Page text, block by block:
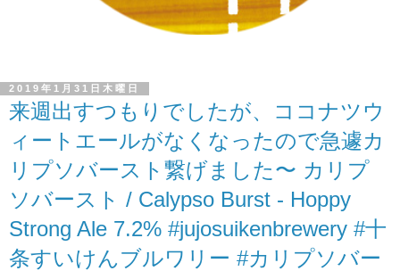
2019年1月31日木曜日
来週出すつもりでしたが、ココナツウ
ィートエールがなくなったので急遽カ
リプソバースト繋げました〜 カリプ
ソバースト / Calypso Burst - Hoppy
Strong Ale 7.2% #jujosuikenbrewery #十
条すいけんブルワリー #カリプソバー